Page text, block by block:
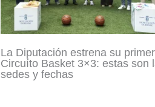
La Diputación estrena su primer
Circuíto Basket 3×3: estas son
sedes y fechas